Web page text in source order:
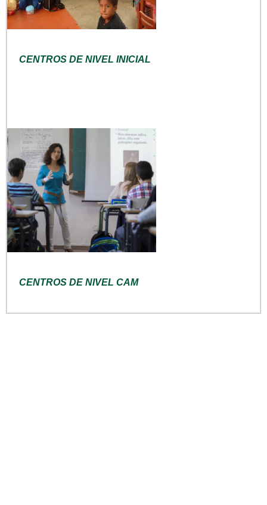
CENTROS DE NIVEL INICIAL
CENTROS DE NIVEL CAM